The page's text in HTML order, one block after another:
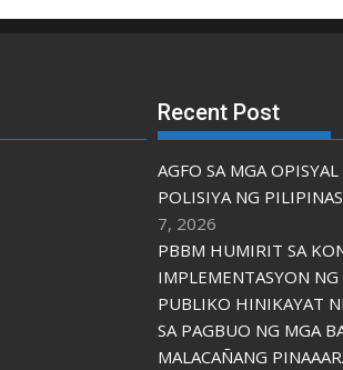
Recent Post
AGFO SA MGA
POLISIYA NG
7, 2026
PBBM HUMIRIT SA
IMPLEMENTASYON NG
PUBLIKO HINIKAYAT
SA PAGBUO NG MGA
MALACAÑANG